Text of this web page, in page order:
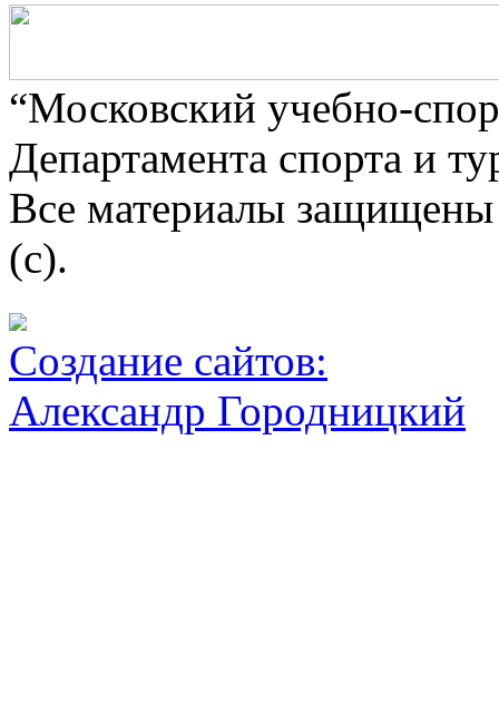
“Московский учебно-
Департамента спорта и
Все материалы
(c).
Создание сайтов:
Александр Городницкий